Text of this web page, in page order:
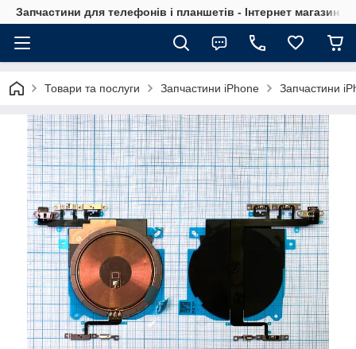
Запчастини для телефонів і планшетів - Інтернет магазин
Товари та послуги Запчастини iPhone Запчастини